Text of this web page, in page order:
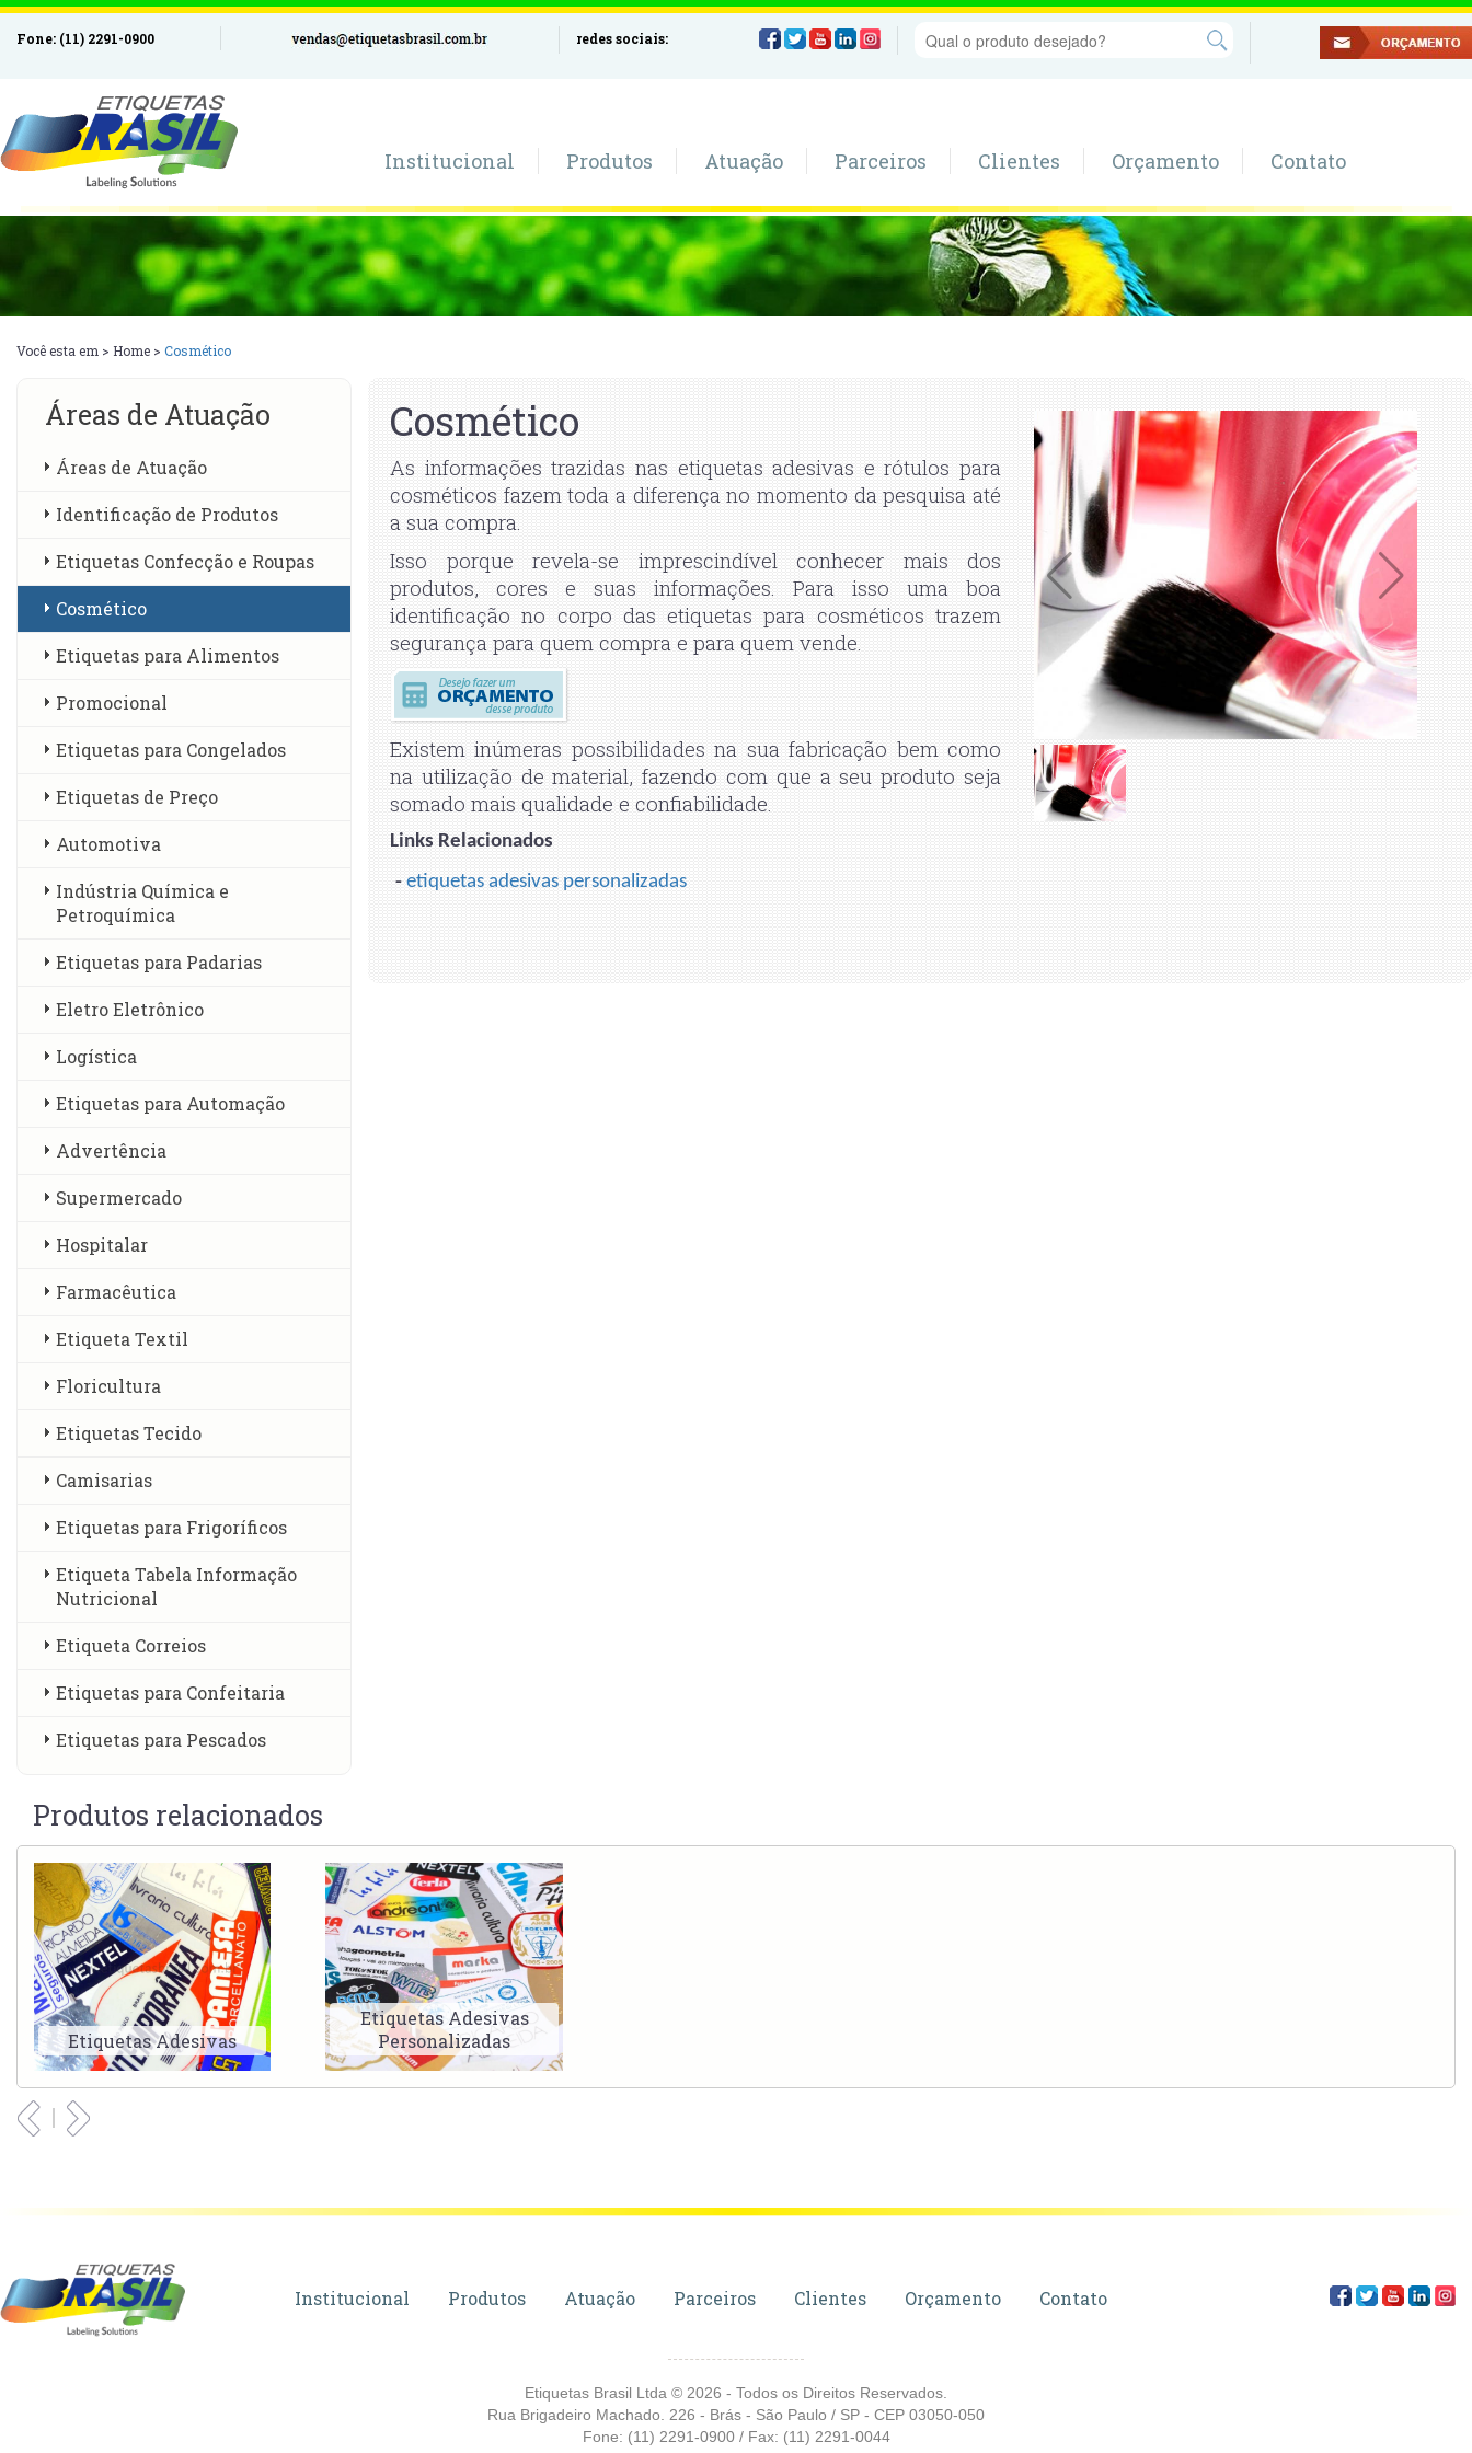
Fone: (11) 2291-0900 redes sociais:
Institucional Produtos Atuação Parceiros Clientes Orçamento Contato
Você esta em > Home > Cosmético
Cosmético
As informações trazidas nas etiquetas adesivas e rótulos para
cosméticos fazem toda a diferença no momento da pesquisa até
a sua compra.
Isso porque revela-se imprescindível conhecer mais dos
produtos, cores e suas informações. Para isso uma boa
identificação no corpo das etiquetas para cosméticos trazem
segurança para quem compra e para quem vende.
Existem inúmeras possibilidades na sua fabricação bem como
na utilização de material, fazendo com que a seu produto seja
somado mais qualidade e confiabilidade.
Links Relacionados
- etiquetas adesivas personalizadas
Áreas de Atuação
Áreas de Atuação
Identificação de Produtos
Etiquetas Confecção e Roupas
Cosmético
Etiquetas para Alimentos
Promocional
Etiquetas para Congelados
Etiquetas de Preço
Automotiva
Indústria Química e
Petroquímica
Etiquetas para Padarias
Eletro Eletrônico
Logística
Etiquetas para Automação
Advertência
Supermercado
Hospitalar
Farmacêutica
Etiqueta Textil
Floricultura
Etiquetas Tecido
Camisarias
Etiquetas para Frigoríficos
Etiqueta Tabela Informação
Nutricional
Etiqueta Correios
Etiquetas para Confeitaria
Etiquetas para Pescados
Produtos relacionados
Etiquetas Adesivas
Etiquetas Adesivas
Personalizadas
Institucional Produtos Atuação Parceiros Clientes Orçamento Contato
Etiquetas Brasil Ltda © 2026 - Todos os Direitos Reservados.
Rua Brigadeiro Machado. 226 - Brás - São Paulo / SP - CEP 03050-050
Fone: (11) 2291-0900 / Fax: (11) 2291-0044